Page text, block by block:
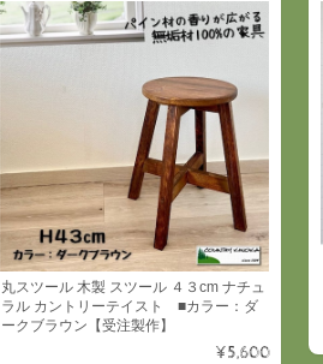
丸スツール 木製 スツール ４３cm ナチュ
ラル カントリーテイスト ■カラー：ダ
ークブラウン【受注製作】
¥5,600